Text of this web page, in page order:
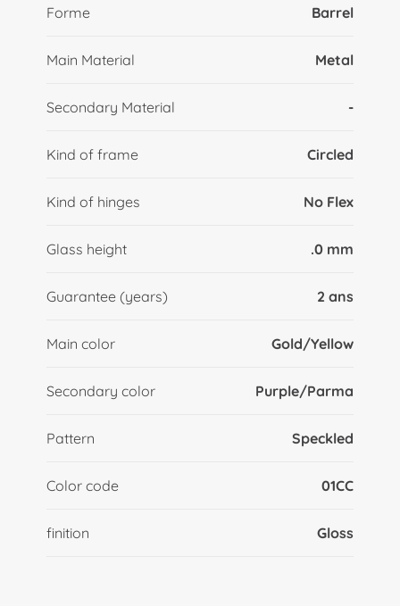
Forme Barrel
Main Material Metal
Secondary Material -
Kind of frame Circled
Kind of hinges No Flex
Glass height .0 mm
Guarantee (years) 2 ans
Main color Gold/Yellow
Secondary color Purple/Parma
Pattern Speckled
Color code 01CC
finition Gloss